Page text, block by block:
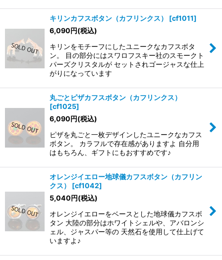
キリンカフスボタン（カフリンクス） [cf1011]
6,090円(税込)
キリンをモチーフにしたユニークなカフスボタ
ン。 目の部分にはスワロフスキー社のスモークト
パーズクリスタルが セットされゴージャスな仕上
がりになっています
丸ごとピザカフスボタン（カフリンクス）
[cf1025]
6,090円(税込)
ピザを丸ごと一枚デザインしたユニークなカフス
ボタン。 カラフルで存在感がありますよ 自分用
はもちろん、ギフトにもおすすめです♪
オレンジイエロー地球儀カフスボタン（カフリン
クス）
[cf1042]
5,040円(税込)
オレンジイエローをベースとした地球儀カフスボ
タン 大陸の部分はホワイトシェルや、アバロンシ
ェル、ジャスパー等の 天然石を使用して仕上げて
いますよ♪